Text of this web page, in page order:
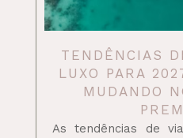
TENDÊNCIAS
LUXO PARA
MUDANDO
As tendências de